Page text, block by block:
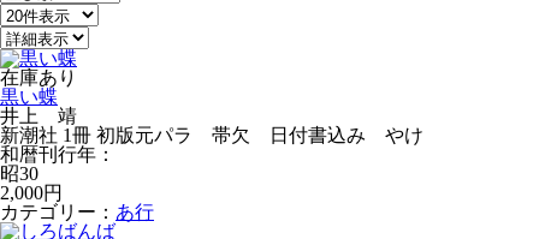
在庫あり
黒い蝶
井上 靖
新潮社 1冊 初版元パラ 帯欠 日付書込み やけ
和暦刊行年：
昭30
2,000円
カテゴリー： あ行